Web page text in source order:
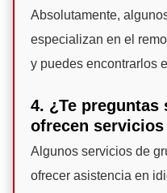
Absolutamente,
especializan en el
y puedes encontrarlos
4. ¿Te preguntas
ofrecen
Algunos servicios de
ofrecer asistencia en